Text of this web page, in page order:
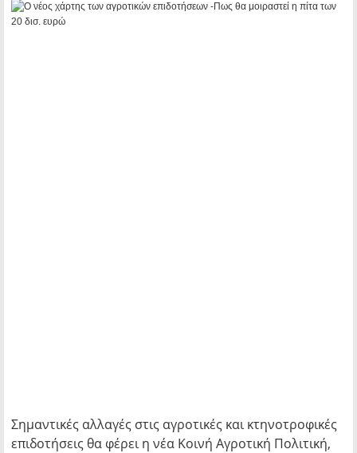
Σημαντικές αλλαγές στις αγροτικές και κτηνοτροφικές
επιδοτήσεις θα φέρει η νέα Κοινή Αγροτική Πολιτική,